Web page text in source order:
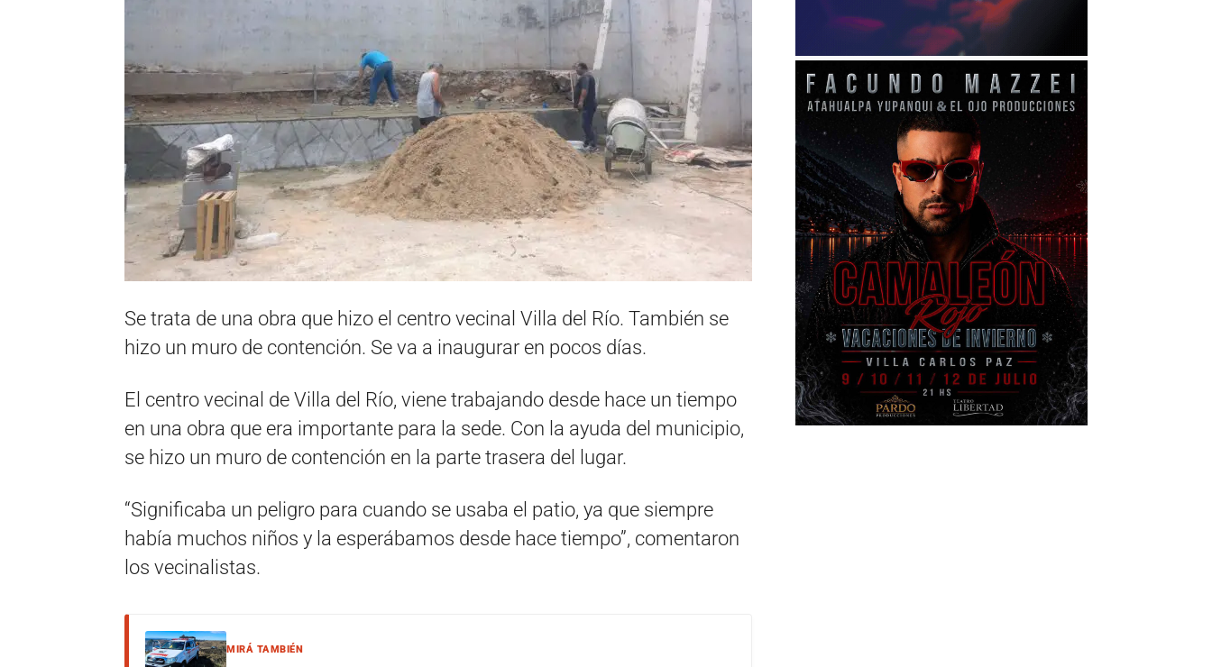
Se trata de una obra que hizo el centro vecinal Villa del Río. También se
hizo un muro de contención. Se va a inaugurar en pocos días.
El centro vecinal de Villa del Río, viene trabajando desde hace un tiempo
en una obra que era importante para la sede. Con la ayuda del municipio,
se hizo un muro de contención en la parte trasera del lugar.
“Significaba un peligro para cuando se usaba el patio, ya que siempre
había muchos niños y la esperábamos desde hace tiempo”, comentaron
los vecinalistas.
MIRÁ TAMBIÉN